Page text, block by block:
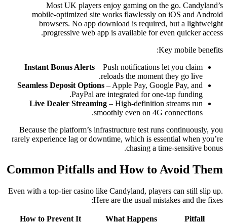
Most UK players enjoy gaming on the go. Candyland’s
mobile‑optimized site works flawlessly on iOS and Android
browsers. No app download is required, but a lightweight
progressive web app is available for even quicker access.
Key mobile benefits:
Instant Bonus Alerts – Push notifications let you claim
reloads the moment they go live.
Seamless Deposit Options – Apple Pay, Google Pay, and
PayPal are integrated for one‑tap funding.
Live Dealer Streaming – High‑definition streams run
smoothly even on 4G connections.
Because the platform’s infrastructure test runs continuously, you
rarely experience lag or downtime, which is essential when you’re
chasing a time‑sensitive bonus.
Common Pitfalls and How to Avoid Them
Even with a top‑tier casino like Candyland, players can still slip up.
Here are the usual mistakes and the fixes:
Pitfall
What Happens
How to Prevent It